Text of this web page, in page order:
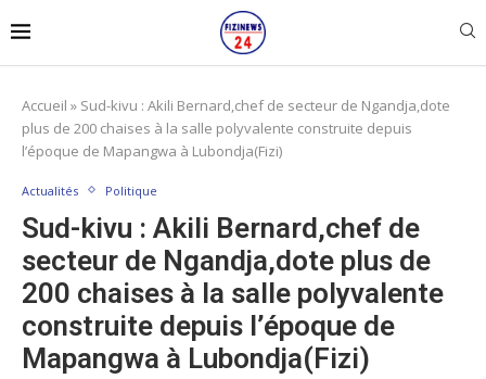
Accueil » Sud-kivu : Akili Bernard,chef de secteur de Ngandja,dote
plus de 200 chaises à la salle polyvalente construite depuis
l’époque de Mapangwa à Lubondja(Fizi)
Actualités Politique
Sud-kivu : Akili Bernard,chef de
secteur de Ngandja,dote plus de
200 chaises à la salle polyvalente
construite depuis l’époque de
Mapangwa à Lubondja(Fizi)